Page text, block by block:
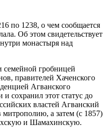
по 1238, о чем сообщается
Об этом свидетельствует
монастыря над
семейной гробницей
правителей Хаченского
Агванского
сохранил этот статус до
властей Агванский
митрополию, а затем (с 1857)
и Шамахинскую.